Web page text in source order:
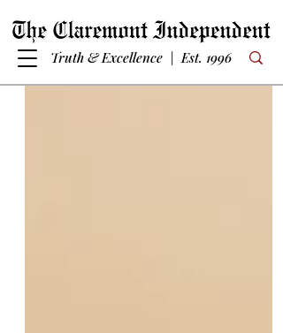
Truth & Excellence | Est. 1996